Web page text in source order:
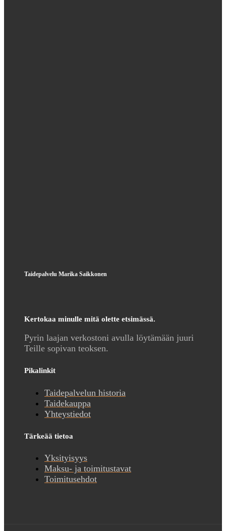
Taidepalvelu Marika Saikkonen
Kertokaa minulle mitä olette etsimässä.
Pyrin laajan verkostoni avulla löytämään juuri
Teille sopivan teoksen.
Pikalinkit
Taidepalvelun historia
Taidekauppa
Yhteystiedot
Tärkeää tietoa
Yksityisyys
Maksu- ja toimitustavat
Toimitusehdot